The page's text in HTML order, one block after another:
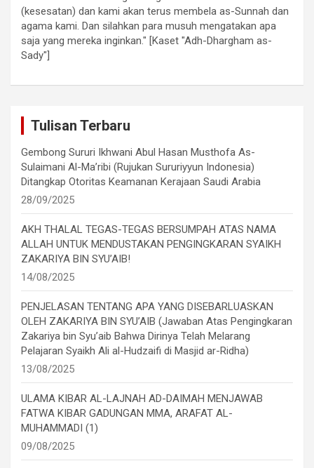
(kesesatan) dan kami akan terus membela as-Sunnah dan
agama kami. Dan silahkan para musuh mengatakan apa
saja yang mereka inginkan." [Kaset "Adh-Dhargham as-
Sady"]
Tulisan Terbaru
Gembong Sururi Ikhwani Abul Hasan Musthofa As-
Sulaimani Al-Ma’ribi (Rujukan Sururiyyun Indonesia)
Ditangkap Otoritas Keamanan Kerajaan Saudi Arabia
28/09/2025
AKH THALAL TEGAS-TEGAS BERSUMPAH ATAS NAMA
ALLAH UNTUK MENDUSTAKAN PENGINGKARAN SYAIKH
ZAKARIYA BIN SYU’AIB!
14/08/2025
PENJELASAN TENTANG APA YANG DISEBARLUASKAN
OLEH ZAKARIYA BIN SYU’AIB (Jawaban Atas Pengingkaran
Zakariya bin Syu’aib Bahwa Dirinya Telah Melarang
Pelajaran Syaikh Ali al-Hudzaifi di Masjid ar-Ridha)
13/08/2025
ULAMA KIBAR AL-LAJNAH AD-DAIMAH MENJAWAB
FATWA KIBAR GADUNGAN MMA, ARAFAT AL-
MUHAMMADI (1)
09/08/2025